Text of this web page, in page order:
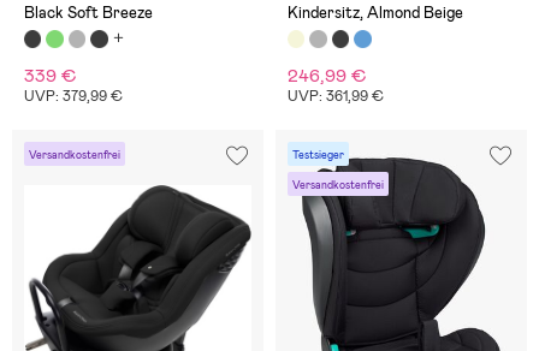
Black Soft Breeze
339 €
UVP: 379,99 €
Kindersitz, Almond Beige
246,99 €
UVP: 361,99 €
Versandkostenfrei Testsieger
Versandkostenfrei